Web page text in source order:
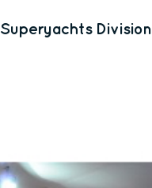
Superyachts Division